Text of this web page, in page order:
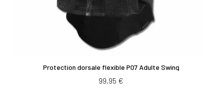
Protection dorsale flexible P07 Adulte Swing
99,95 €